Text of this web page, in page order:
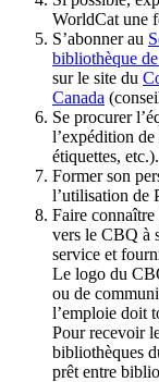
WorldCat une
S’abonner au
bibliothèque
sur le site du
Canada
Se procurer
l’expédition de
étiquettes, etc.).
Former son
l’utilisation de
Faire connaître
vers le CBQ à
service et
Le logo du
ou de
l’emploie doit
Pour recevoir
bibliothèques
prêt entre